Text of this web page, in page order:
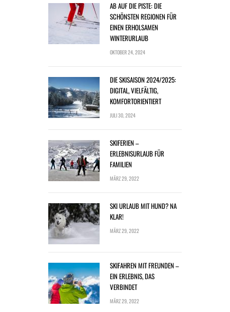
AB AUF DIE PISTE: DIE
SCHÖNSTEN REGIONEN FÜR
EINEN ERHOLSAMEN
WINTERURLAUB
OKTOBER 24, 2024
DIE SKISAISON 2024/2025:
DIGITAL, VIELFÄLTIG,
KOMFORTORIENTIERT
JULI 30, 2024
SKIFERIEN –
ERLEBNISURLAUB FÜR
FAMILIEN
MÄRZ 29, 2022
SKI URLAUB MIT HUND? NA
KLAR!
MÄRZ 29, 2022
SKIFAHREN MIT FREUNDEN –
EIN ERLEBNIS, DAS
VERBINDET
MÄRZ 29, 2022